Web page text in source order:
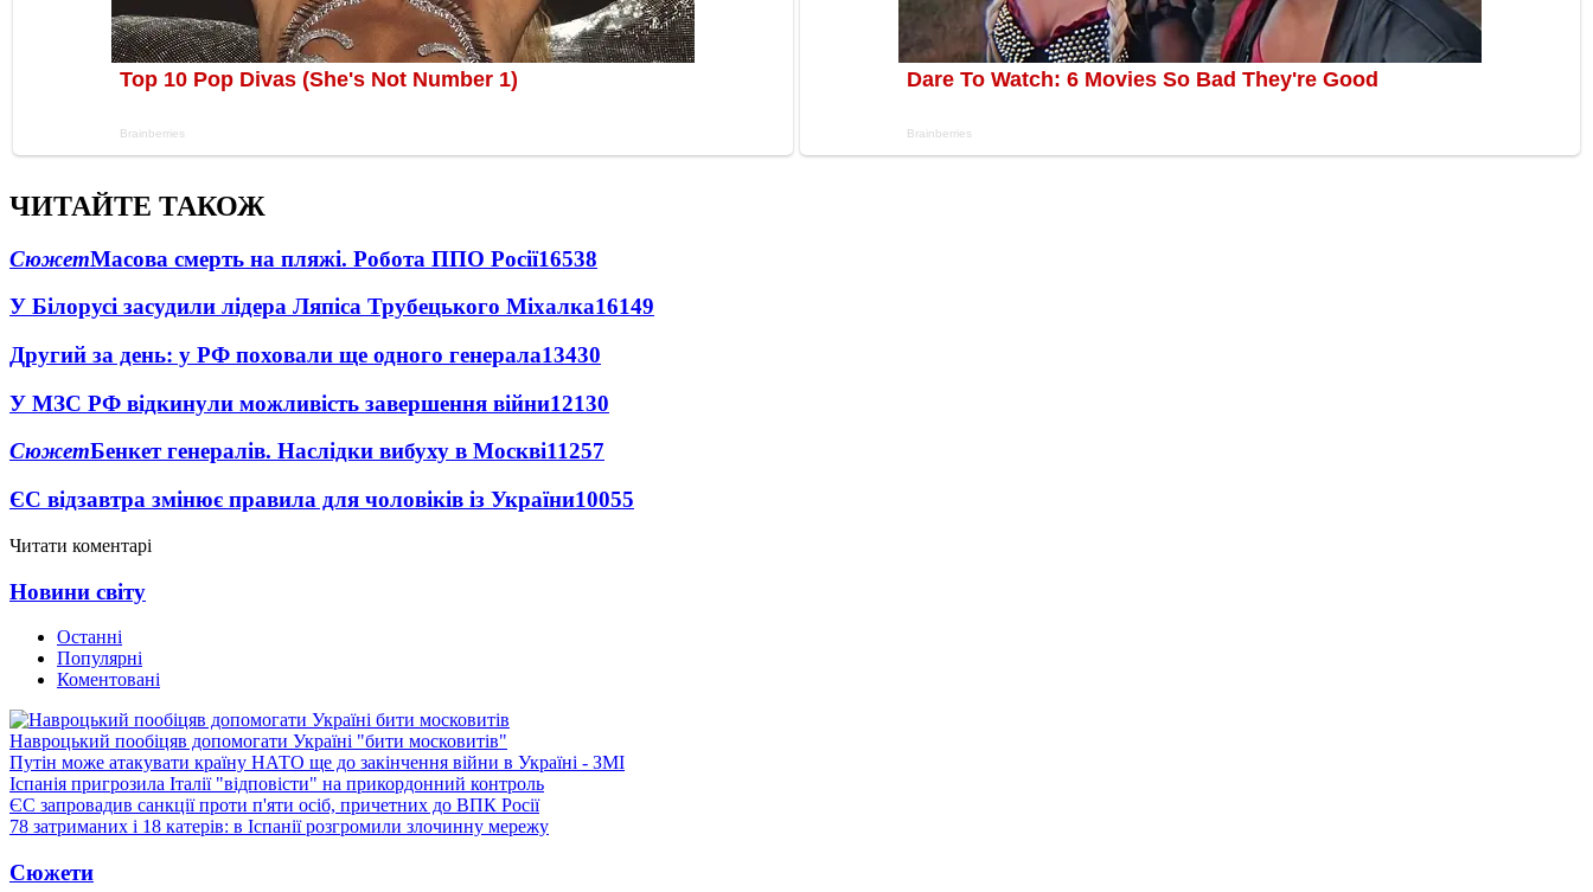
ЧИТАЙТЕ ТАКОЖ
СюжетМасова смерть на пляжі. Робота ППО Росії16538
У Білорусі засудили лідера Ляпіса Трубецького Міхалка16149
Другий за день: у РФ поховали ще одного генерала13430
У МЗС РФ відкинули можливість завершення війни12130
СюжетБенкет генералів. Наслідки вибуху в Москві11257
ЄС відзавтра змінює правила для чоловіків із України10055
Читати коментарі
Новини світу
Останні
Популярні
Коментовані
Навроцький пообіцяв допомогати Україні "бити московитів"
Путін може атакувати країну НАТО ще до закінчення війни в Україні - ЗМІ
Іспанія пригрозила Італії "відповісти" на прикордонний контроль
ЄС запровадив санкції проти п'яти осіб, причетних до ВПК Росії
78 затриманих і 18 катерів: в Іспанії розгромили злочинну мережу
Сюжети